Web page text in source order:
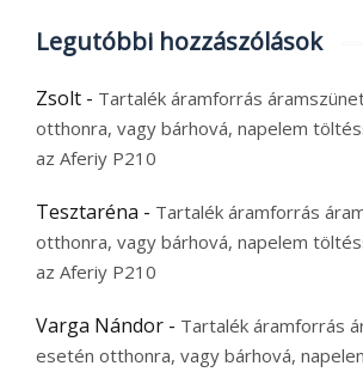
Legutóbbi hozzászólások
Zsolt - Tartalék áramforrás
otthonra, vagy bárhová, napelem
az Aferiy P210
Tesztaréna - Tartalék áramforrás
otthonra, vagy bárhová, napelem
az Aferiy P210
Varga Nándor - Tartalék áramforrás
esetén otthonra, vagy bárhová,